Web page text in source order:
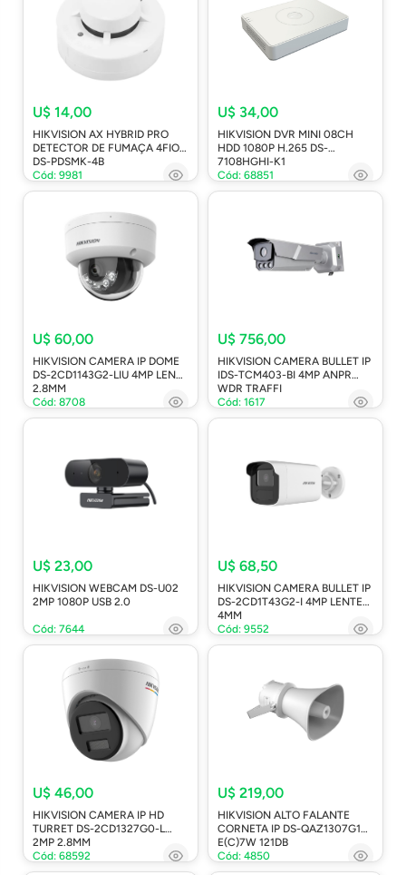
U$ 14,00
HIKVISION AX HYBRID PRO
DETECTOR DE FUMAÇA 4FIOS
DS-PDSMK-4B
Cód: 9981
U$ 34,00
HIKVISION DVR MINI 08CH
HDD 1080P H.265 DS-
7108HGHI-K1
Cód: 68851
U$ 60,00
HIKVISION CAMERA IP DOME
DS-2CD1143G2-LIU 4MP LENTE
2.8MM
Cód: 8708
U$ 756,00
HIKVISION CAMERA BULLET IP
IDS-TCM403-BI 4MP ANPR
WDR TRAFFI
Cód: 1617
U$ 23,00
HIKVISION WEBCAM DS-U02
2MP 1080P USB 2.0
Cód: 7644
U$ 68,50
HIKVISION CAMERA BULLET IP
DS-2CD1T43G2-I 4MP LENTE
4MM
Cód: 9552
U$ 46,00
HIKVISION CAMERA IP HD
TURRET DS-2CD1327G0-L
2MP 2.8MM
Cód: 68592
U$ 219,00
HIKVISION ALTO FALANTE
CORNETA IP DS-QAZ1307G1T-
E(C)7W 121DB
Cód: 4850